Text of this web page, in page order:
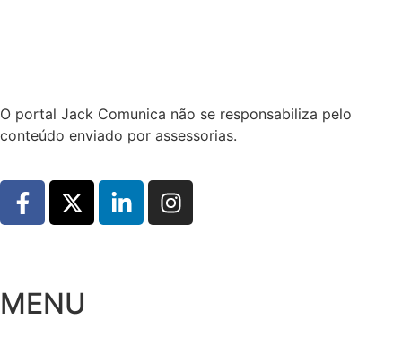
O portal Jack Comunica não se responsabiliza pelo
conteúdo enviado por assessorias.
MENU